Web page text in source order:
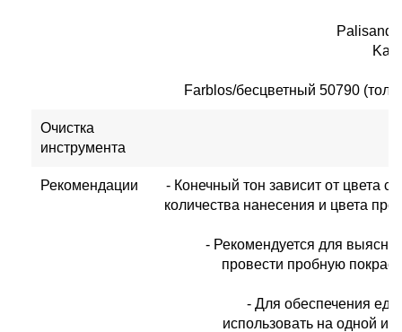
Farblos/бесцветный 50790
Очистка
инструмента
Рекомендации
- Конечный тон зависит от цвета
количества нанесения и цвета
- Рекомендуется для
провести пробную
- Для обеспечения
использовать на одной и